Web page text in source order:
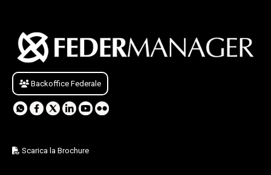
Backoffice Federale
Scarica la Brochure